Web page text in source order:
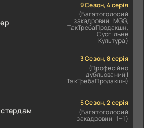
9 Сезон, 4 серія
(Багатоголосий
закадровий | MGG,
ТакТребаПродакшн,
Суспільне
Культура)
3 Сезон, 8 серія
(Професійно
дубльований |
ТакТребаПродакшн)
5 Сезон, 2 серія
(Багатоголосий
закадровий | 1+1)